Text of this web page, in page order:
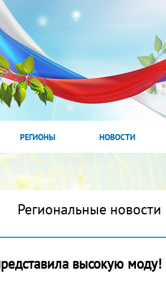
РЕГИОНЫ НОВОСТИ
Региональные новости
высокую моду!